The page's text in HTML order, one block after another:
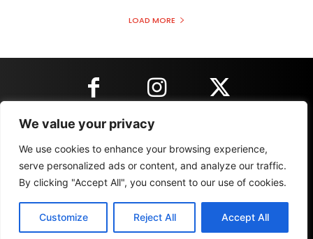
We value your privacy
We use cookies to enhance your browsing experience,
serve personalized ads or content, and analyze our traffic.
By clicking "Accept All", you consent to our use of cookies.
Customize Reject All Accept All
LOAD MORE
KONTAKT INFORMACIJE
IMPRESSUM MARKETING REZULTATI